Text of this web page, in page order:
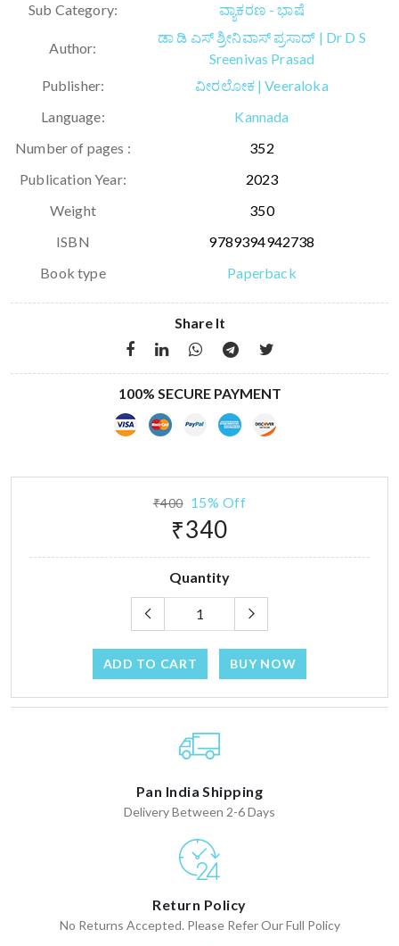
Sub Category:
ವ್ಯಾಕರಣ - ಭಾಷೆ
Author:
ಡಾ ಡಿ ಎಸ್ ಶ್ರೀನಿವಾಸ್ ಪ್ರಸಾದ್ | Dr D S
Sreenivas Prasad
Publisher:
ವೀರಲೋಕ | Veeraloka
Language:
Kannada
Number of pages :
352
Publication Year:
2023
Weight
350
ISBN
9789394942738
Book type
Paperback
Share It
100% SECURE PAYMENT
₹400 15% Off
₹340
Quantity
ADD TO CART BUY NOW
Pan India Shipping
Delivery Between 2-6 Days
Return Policy
No Returns Accepted. Please Refer Our Full Policy